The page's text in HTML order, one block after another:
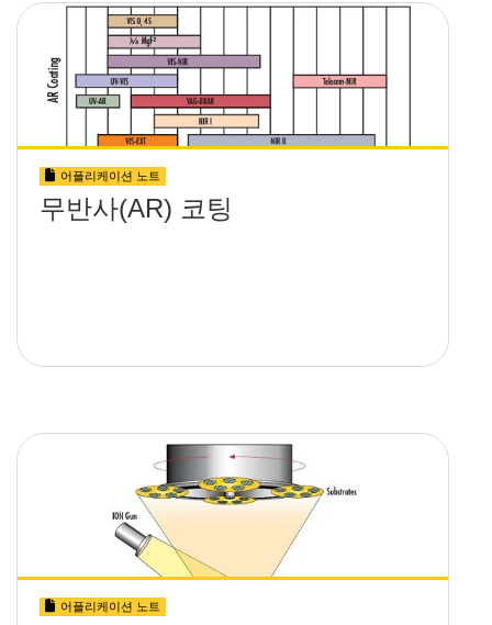
어플리케이션 노트
무반사(AR) 코팅
어플리케이션 노트